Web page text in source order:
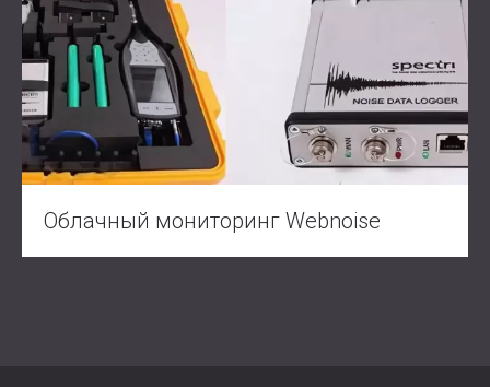
Облачный мониторинг Webnoise